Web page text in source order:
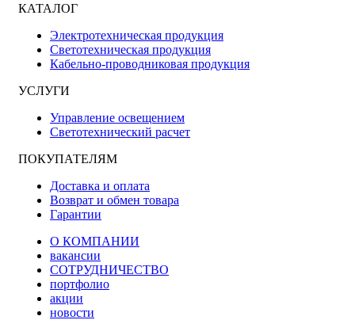
КАТАЛОГ
Электротехническая продукция
Светотехническая продукция
Кабельно-проводниковая продукция
УСЛУГИ
Управление освещением
Светотехнический расчет
ПОКУПАТЕЛЯМ
Доставка и оплата
Возврат и обмен товара
Гарантии
О КОМПАНИИ
вакансии
СОТРУДНИЧЕСТВО
портфолио
акции
новости